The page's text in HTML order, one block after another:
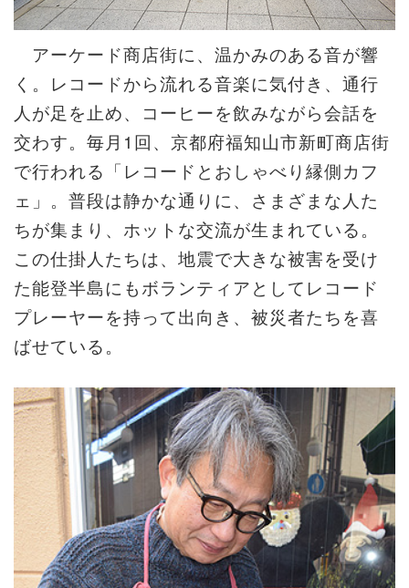
アーケード商店街に、温かみのある音が響
く。レコードから流れる音楽に気付き、通行
人が足を止め、コーヒーを飲みながら会話を
交わす。毎月1回、京都府福知山市新町商店街
で行われる「レコードとおしゃべり縁側カフ
ェ」。普段は静かな通りに、さまざまな人た
ちが集まり、ホットな交流が生まれている。
この仕掛人たちは、地震で大きな被害を受け
た能登半島にもボランティアとしてレコード
プレーヤーを持って出向き、被災者たちを喜
ばせている。